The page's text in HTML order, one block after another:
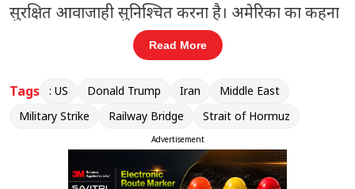
सुरक्षित आवाजाही सुनिश्चित करना है। अमेरिका का कहना
है कि हाल के दिनों में इस क्षेत्र में बढ़ते खतरे को देखते हुए
यह कार्रवाई आवश्यक हो गई थी।
संबंधित खबरें
भारत समेत बांग्लादेश-पाकिस्तान में यूसीसी
की जरूरत: तसलीमा नसरीन
Read More
Tags : US Donald Trump Iran
Middle East
Military Strike
Railway Bridge Strait of Hormuz
Advertisement